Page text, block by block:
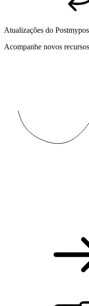
Atualizações do
Acompanhe novos